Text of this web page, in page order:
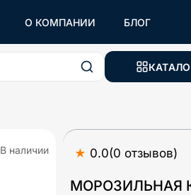
О КОМПАНИИ БЛОГ
★ 0.0(0 отзывов)
МОРОЗИЛЬНАЯ
В наличии